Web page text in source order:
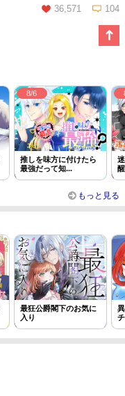
36,571 104
8/6
推しを味方に付けたら
最強だって知...
もっと見る
最狂公爵閣下のお気に
入り